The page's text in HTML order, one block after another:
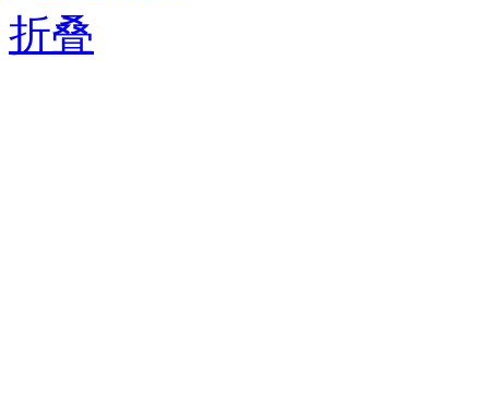
折叠